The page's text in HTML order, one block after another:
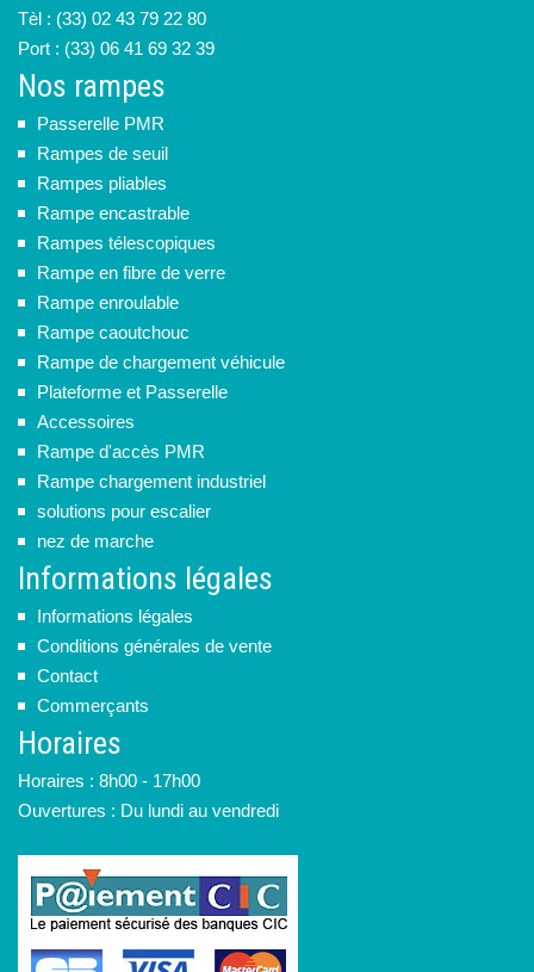
Tèl : (33) 02 43 79 22 80
Port : (33) 06 41 69 32 39
Nos rampes
Passerelle PMR
Rampes de seuil
Rampes pliables
Rampe encastrable
Rampes télescopiques
Rampe en fibre de verre
Rampe enroulable
Rampe caoutchouc
Rampe de chargement véhicule
Plateforme et Passerelle
Accessoires
Rampe d'accès PMR
Rampe chargement industriel
solutions pour escalier
nez de marche
Informations légales
Informations légales
Conditions générales de vente
Contact
Commerçants
Horaires
Horaires : 8h00 - 17h00
Ouvertures : Du lundi au vendredi